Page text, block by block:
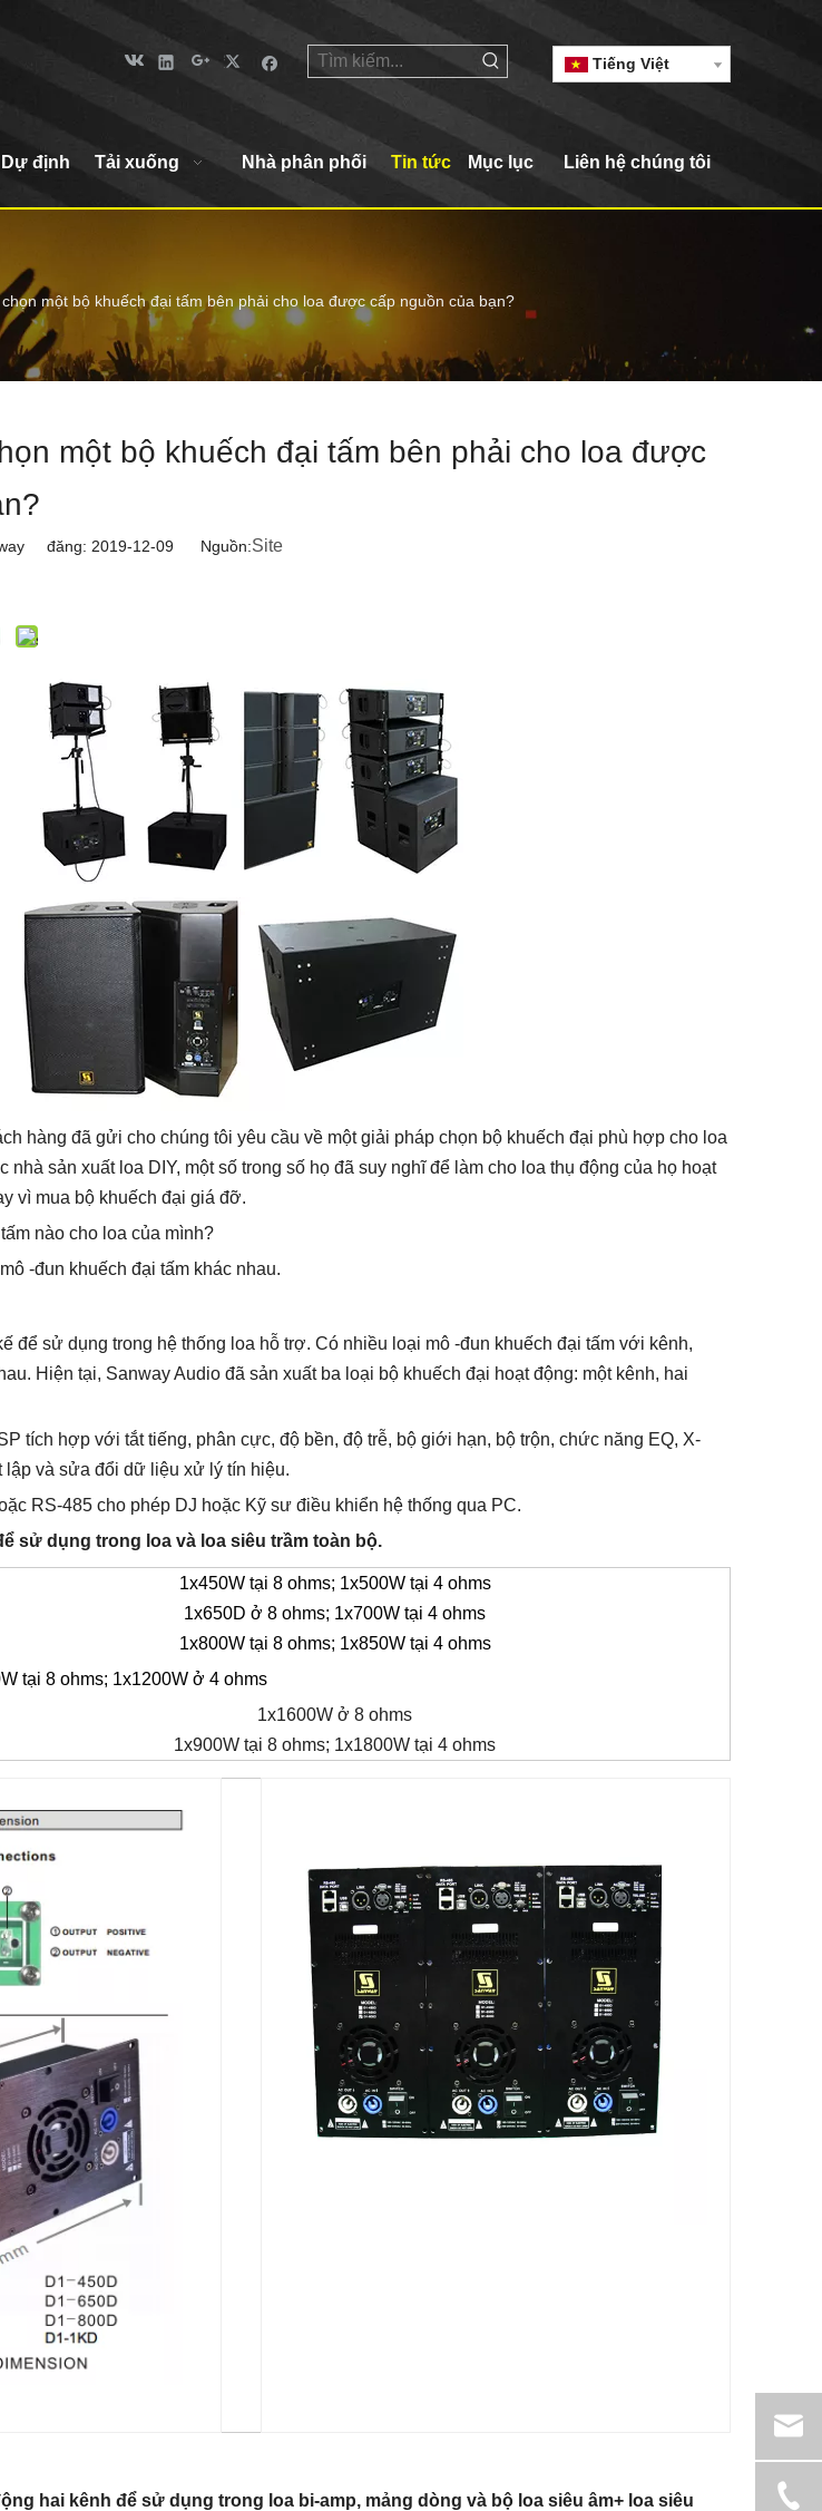
Tiếng Việt
Dự định Tải xuống Nhà phân phối Tin tức Mục lục Liên hệ chúng tôi
một bộ khuếch đại tấm bên phải cho loa được cấp nguồn của bạn?
một bộ khuếch đại tấm bên phải cho loa được
đăng: 2019-12-09 Nguồn:Site
hàng đã gửi cho chúng tôi yêu cầu về một giải pháp chọn bộ khuếch đại phù hợp cho loa
nhà sản xuất loa DIY, một số trong số họ đã suy nghĩ để làm cho loa thụ động của họ hoạt
vì mua bộ khuếch đại giá đỡ.
nào cho loa của mình?
-đun khuếch đại tấm khác nhau.
để sử dụng trong hệ thống loa hỗ trợ. Có nhiều loại mô -đun khuếch đại tấm với kênh,
Hiện tại, Sanway Audio đã sản xuất ba loại bộ khuếch đại hoạt động: một kênh, hai
tích hợp với tắt tiếng, phân cực, độ bền, độ trễ, bộ giới hạn, bộ trộn, chức năng EQ, X-
và sửa đổi dữ liệu xử lý tín hiệu.
RS-485 cho phép DJ hoặc Kỹ sư điều khiển hệ thống qua PC.
sử dụng trong loa và loa siêu trầm toàn bộ.
1x450W tại 8 ohms; 1x500W tại 4 ohms
1x650D ở 8 ohms; 1x700W tại 4 ohms
1x800W tại 8 ohms; 1x850W tại 4 ohms
tại 8 ohms; 1x1200W ở 4 ohms
1x1600W ở 8 ohms
1x900W tại 8 ohms; 1x1800W tại 4 ohms
hai kênh để sử dụng trong loa bi-amp, mảng dòng và bộ loa siêu âm+ loa siêu